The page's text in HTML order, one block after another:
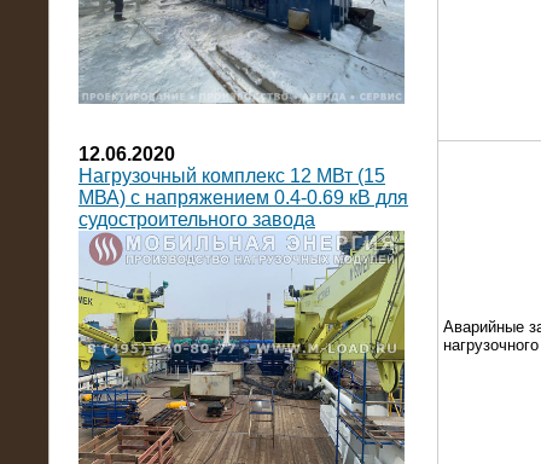
12.06.2020
Нагрузочный комплекс 12 МВт (15
МВА) с напряжением 0.4-0.69 кВ для
судостроительного завода
Аварийные